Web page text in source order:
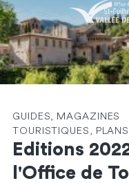
GUIDES, MAGAZINES
TOURISTIQUES, PLANS
Editions
l'Office de